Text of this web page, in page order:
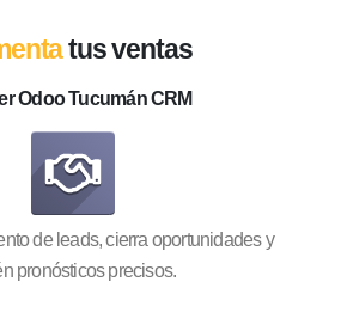
tus ventas
Odoo Tucumán CRM
de leads, cierra oportunidades y
pronósticos precisos.